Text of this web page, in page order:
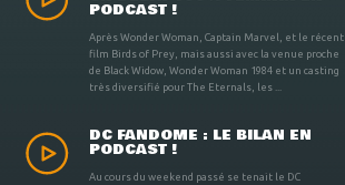
PODCAST !
Après Wonder Woman, Captain Marvel, et le récent
film Birds of Prey, mais aussi avec la venue proche
de Black Widow, Wonder Woman 1984 et un casting
très diversifié pour The Eternals, les ...
DC FANDOME : LE BILAN EN
PODCAST !
Au cours du weekend passé se tenait le DC